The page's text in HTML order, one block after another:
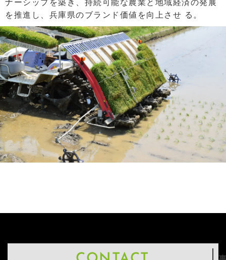
ナーシップを築き、持続可能な農業と地域経済の発展
を推進し、兵庫県のブランド価値を向上させ る。